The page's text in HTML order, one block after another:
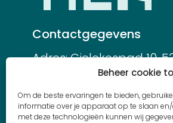
Beheer cookie
Om de beste ervaringen te bieden,
informatie over je apparaat op te slaan
met deze technologieën kunnen wij
Contactgegevens
Adres:Gielekespad 10,
info@strandtien.nl
Tel:0412-782510